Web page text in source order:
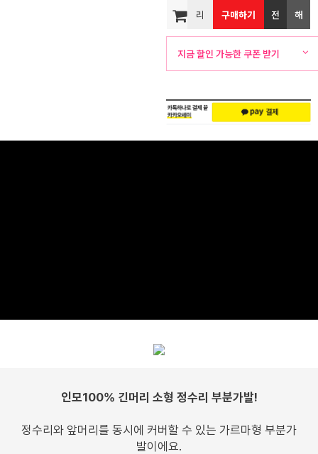
리
뷰
구매하기 전
화
문
해
외
송
지금 할인 가능한 쿠폰 받기
인모100% 긴머리 소형 정수리 부분가발!
정수리와 앞머리를 동시에 커버할 수 있는 가르마형 부분가
발이에요.